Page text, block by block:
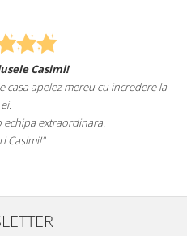
Casimi!
casa apelez mereu cu incredere la
ei.
echipa extraordinara.
Casimi!"